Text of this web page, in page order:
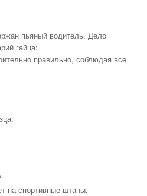
пьяный водитель. Дело
гайца:
правильно, соблюдая все
на спортивные штаны.